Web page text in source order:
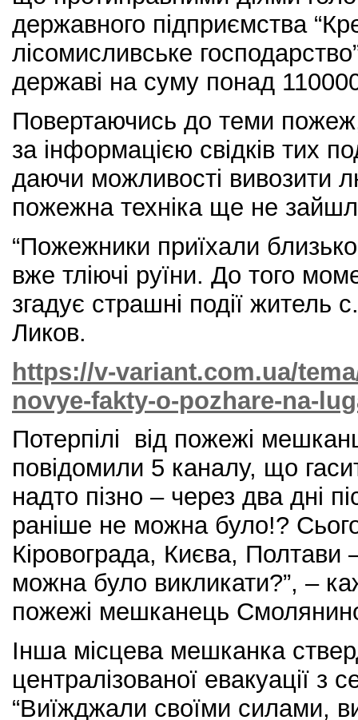
державного підприємства
лісомисливське
державі на суму понад
Повертаючись до теми
за інформацією свідків тих
даючи можливості вивозити
пожежна техніка ще не
“Пожежники приїхали
вже тліючі руїни. До того
згадує страшні події житель
Ликов.
https://v-variant.com.ua/
novye-fakty-o-pozhare-na-
Потерпілі від пожежі
повідомили 5 каналу, що
надто пізно – через два дні
раніше не можна було!?
Кіровограда, Києва, Полтави
можна було викликати?”, –
пожежі мешканець
Інша місцева мешканка
централізованої евакуації з
“Виїжджали своїми силами,